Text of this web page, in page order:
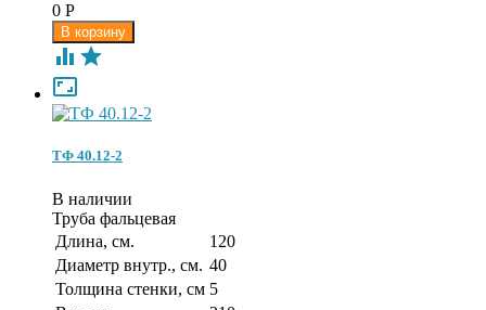
0 Р
 

ТФ 40.12-2
В наличии
Труба фальцевая
Длина, см.
120
Диаметр внутр., см. 40
Толщина стенки, см 5